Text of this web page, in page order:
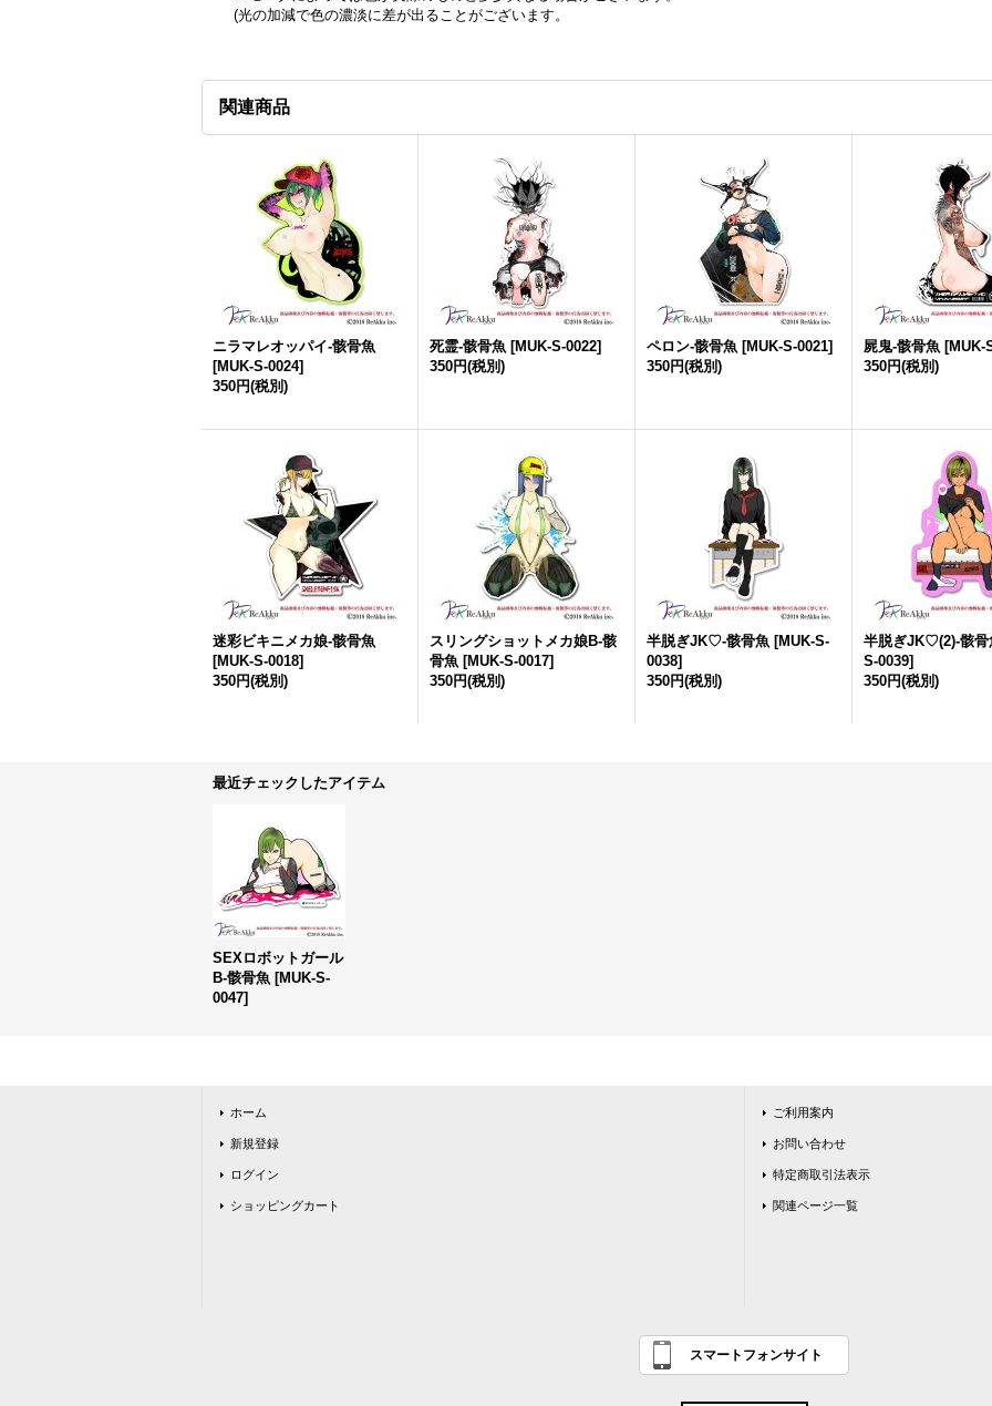
(光の加減で色の濃淡に差が出ることがございます。
関連商品
ニラマレオッパイ-骸骨魚
[MUK-S-0024]
350円(税別)
死霊-骸骨魚 [MUK-S-0022]
350円(税別)
ペロン-骸骨魚 [MUK-S-0021]
350円(税別)
屍鬼-骸骨魚 [MUK-
350円(税別)
迷彩ビキニメカ娘-骸骨魚
[MUK-S-0018]
350円(税別)
スリングショットメカ娘B-骸
骨魚 [MUK-S-0017]
350円(税別)
半脱ぎJK♡-骸骨魚 [MUK-S-
0038]
350円(税別)
半脱ぎJK♡(2)-骸骨
S-0039]
350円(税別)
最近チェックしたアイテム
SEXロボットガール
B-骸骨魚 [MUK-S-
0047]
ホーム
新規登録
ログイン
ショッピングカート
ご利用案内
お問い合わせ
特定商取引法表示
関連ページ一覧
スマートフォンサイト